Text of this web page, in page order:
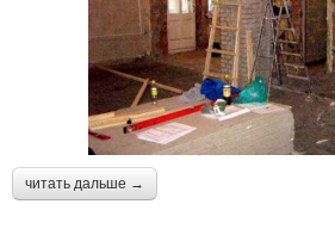
читать дальше →